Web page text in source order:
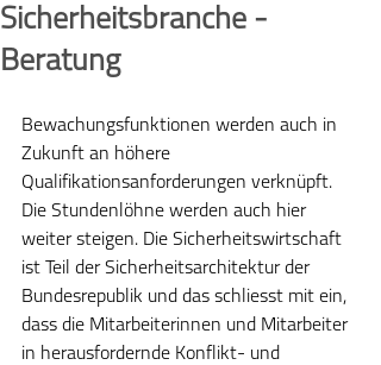
Sicherheitsbranche -
Beratung
Bewachungsfunktionen werden auch in
Zukunft an höhere
Qualifikationsanforderungen verknüpft.
Die Stundenlöhne werden auch hier
weiter steigen. Die Sicherheitswirtschaft
ist Teil der Sicherheitsarchitektur der
Bundesrepublik und das schliesst mit ein,
dass die Mitarbeiterinnen und Mitarbeiter
in herausfordernde Konflikt- und